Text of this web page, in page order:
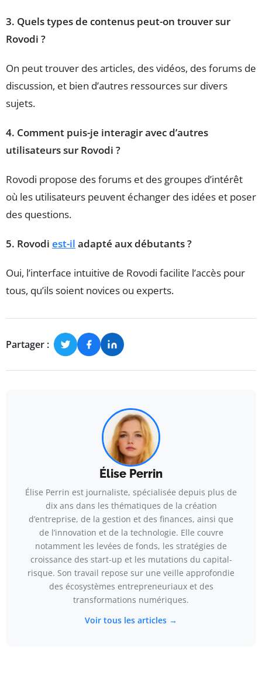
3. Quels types de contenus peut-on trouver sur
Rovodi ?
On peut trouver des articles, des vidéos, des forums de
discussion, et bien d’autres ressources sur divers
sujets.
4. Comment puis-je interagir avec d’autres
utilisateurs sur Rovodi ?
Rovodi propose des forums et des groupes d’intérêt
où les utilisateurs peuvent échanger des idées et poser
des questions.
5. Rovodi est-il adapté aux débutants ?
Oui, l’interface intuitive de Rovodi facilite l’accès pour
tous, qu’ils soient novices ou experts.
Partager :
Élise Perrin
Élise Perrin est journaliste, spécialisée depuis plus de
dix ans dans les thématiques de la création
d’entreprise, de la gestion et des finances, ainsi que
de l’innovation et de la technologie. Elle couvre
notamment les levées de fonds, les stratégies de
croissance des start-up et les mutations du capital-
risque. Son travail repose sur une veille approfondie
des écosystèmes entrepreneuriaux et des
transformations numériques.
Voir tous les articles →